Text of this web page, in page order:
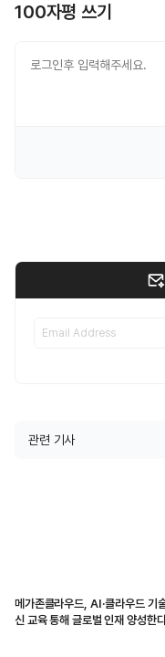
100자평 쓰기
관련 기사
메가존클라우드, AI·클라우드 기
신 교육 통해 글로벌 인재 양성한